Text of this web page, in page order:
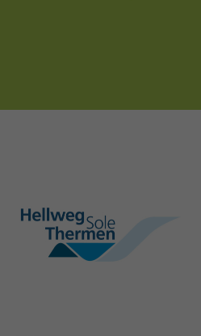
hellweg-sole-
thermen.de